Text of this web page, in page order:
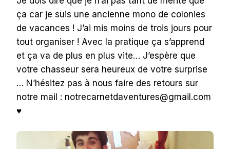
ça car je suis une ancienne mono de colonies
de vacances ! J’ai mis moins de trois jours pour
tout organiser ! Avec la pratique ça s’apprend
et ça va de plus en plus vite… J’espère que
votre chasseur sera heureux de votre surprise
… N’hésitez pas à nous faire des retours sur
notre mail : notrecarnetdaventures@gmail.com
♥